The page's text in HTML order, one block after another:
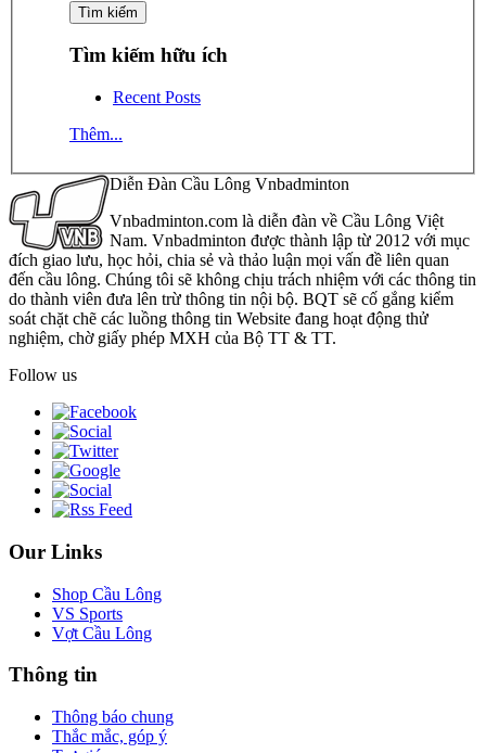
Tìm kiếm hữu ích
Recent Posts
Thêm...
Diễn Đàn Cầu Lông Vnbadminton
Vnbadminton.com là diễn đàn về Cầu Lông Việt
Nam. Vnbadminton được thành lập từ 2012 với mục
đích giao lưu, học hỏi, chia sẻ và thảo luận mọi vấn đề liên quan
đến cầu lông. Chúng tôi sẽ không chịu trách nhiệm với các thông tin
do thành viên đưa lên trừ thông tin nội bộ. BQT sẽ cố gắng kiểm
soát chặt chẽ các luồng thông tin Website đang hoạt động thử
nghiệm, chờ giấy phép MXH của Bộ TT & TT.
Follow us
Our Links
Shop Cầu Lông
VS Sports
Vợt Cầu Lông
Thông tin
Thông báo chung
Thắc mắc, góp ý